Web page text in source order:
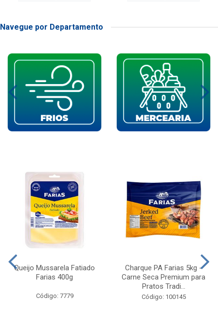
Navegue por Departamento
Queijo Mussarela Fatiado
Farias 400g
Código: 7779
Charque PA Farias 5kg -
Carne Seca Premium para
Pratos Tradi...
Código: 100145